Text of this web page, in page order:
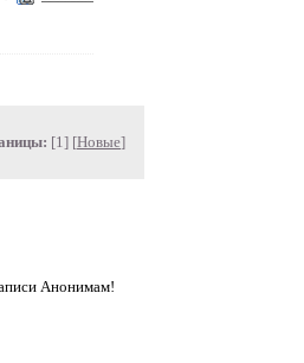
[1] [Новые]
Анонимам!